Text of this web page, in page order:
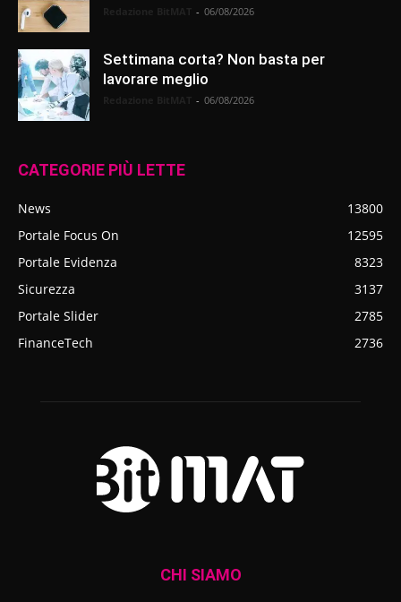
- 06/08/2026
Settimana corta? Non basta per
lavorare meglio
- 06/08/2026
CATEGORIE PIÙ LETTE
News
13800
Portale Focus On
12595
Portale Evidenza
8323
Sicurezza
3137
Portale Slider
2785
FinanceTech
2736
CHI SIAMO